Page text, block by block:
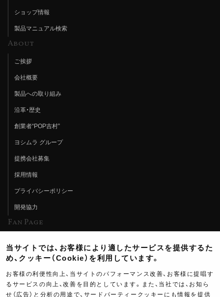
ショップ情報
製品マニュアル検索
About
ご挨拶
会社概要
製品への取り組み
沿革・歴史
創業者“POP吉村”
ヨシムラ グループ
提携会社募集
採用情報
プライバシーポリシー
開発協力
Fan Page
ヨシムラTV
イベント情報
イベントスケジュール
当サイトでは、お客様により適したサービスを提供するた
め、クッキー（Cookie）を利用しています。
お客様の利便性向上、当サイトのパフォーマンス改善、お客様に提唱す
るサービスの向上、改善を目的としています。また、当社では、お知ら
せ（広告）と分析の用途で、サードパーティークッキーにも情報を提供